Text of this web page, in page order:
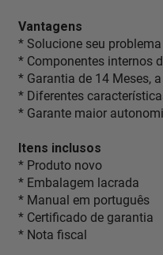
Vantagens
* Solucione seu
* Componentes internos
* Garantia de 14 Meses,
* Diferentes
* Garante maior
Itens inclusos
* Produto novo
* Embalagem lacrada
* Manual em português
* Certificado de garantia
* Nota fiscal